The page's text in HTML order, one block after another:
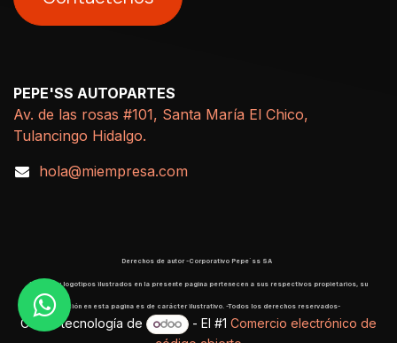
PEPE'SS AUTOPARTES
Av. de las rosas #101, Santa María El Chico,
Tulancingo Hidalgo.
hola@miempresa.com
Derechos de autor -Corporativo Pepe´ss SA
​ Marcas y logotipos ilustrados en la presente pagina pertenecen a sus respectivos propietarios, su
aparición en esta pagina es de carácter ilustrativo. -Todos los derechos reservados-
Con la tecnología de - El #1Comercio electrónico de